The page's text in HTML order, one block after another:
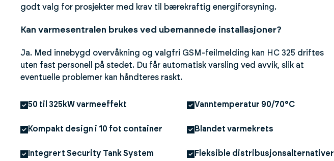
godt valg for prosjekter med krav til bærekraftig energiforsyning.
Kan varmesentralen brukes ved ubemannede installasjoner?
Ja. Med innebygd overvåkning og valgfri GSM-feilmelding kan HC 325 driftes
uten fast personell på stedet. Du får automatisk varsling ved avvik, slik at
eventuelle problemer kan håndteres raskt.
50 til 325kW varmeeffekt Vanntemperatur 90/70°C
Kompakt design i 10 fot container Blandet varmekrets
Integrert Security Tank System Fleksible distribusjonsalternativer